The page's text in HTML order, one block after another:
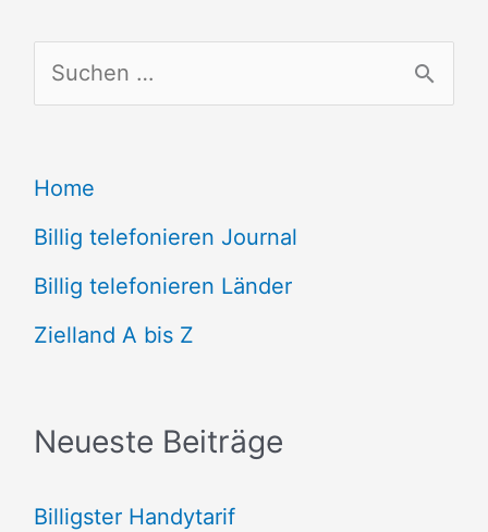
u
h
e
n
n
h
Home
Billig telefonieren Journal
Billig telefonieren Länder
Zielland A bis Z
Neueste Beiträge
Billigster Handytarif